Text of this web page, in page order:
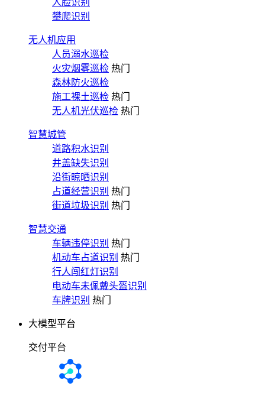
攀爬识别
无人机应用
人员溺水巡检
火灾烟雾巡检 热门
森林防火巡检
施工裸土巡检 热门
无人机光伏巡检 热门
智慧城管
道路积水识别
井盖缺失识别
沿街晾晒识别
占道经营识别 热门
街道垃圾识别 热门
智慧交通
车辆违停识别 热门
机动车占道识别 热门
行人闯红灯识别
电动车未佩戴头盔识别
车牌识别 热门
大模型平台
交付平台